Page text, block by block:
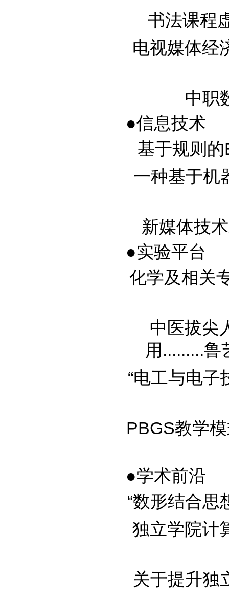
书法课程
电视媒体
中职
●信息技术
基于规则
一种基于机
新媒体技
●实验平台
化学及相关
中医拔尖
用.........鲁
“电工与电子
PBGS教学
●学术前沿
“数形结合思
独立学院
关于提升独